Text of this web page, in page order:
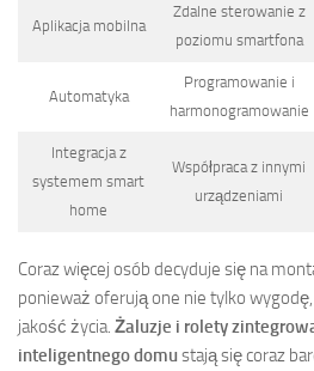
Aplikacja mobilna
Zdalne sterowanie z
poziomu smartfona
Automatyka
Programowanie i
harmonogramowanie
Integracja z
systemem smart
home
Współpraca z innymi
urządzeniami
Coraz więcej osób decyduje się na
ponieważ oferują one nie tylko
jakość życia. Żaluzje i rolety
inteligentnego domustają się coraz